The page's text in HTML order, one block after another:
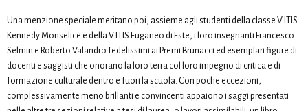
Una menzione speciale meritano poi, assieme agli studenti della classe V ITIS
Kennedy Monselice e della V ITIS Euganeo di Este, i loro insegnanti Francesco
Selmin e Roberto Valandro fedelissimi ai Premi Brunacci ed esemplari figure di
docenti e saggisti che onorano la loro terra col loro impegno di critica e di
formazione culturale dentro e fuori la scuola. Con poche eccezioni,
complessivamente meno brillanti e convincenti appaiono i saggi presentati